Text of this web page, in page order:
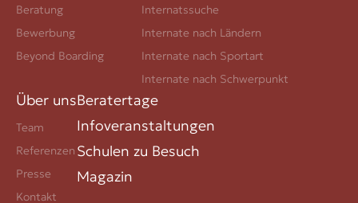
Beratung
Bewerbung
Beyond Boarding
Internatssuche
Internate nach Ländern
Internate nach Sportart
Internate nach Schwerpunkt
Über uns
Team
Referenzen
Presse
Kontakt
Beratertage
Infoveranstaltungen
Schulen zu Besuch
Magazin